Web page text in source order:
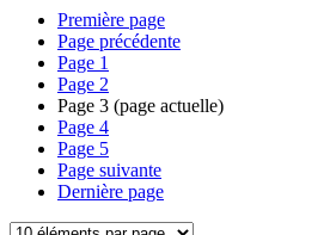
Première page
Page précédente
Page 1
Page 2
Page 3 (page actuelle)
Page 4
Page 5
Page suivante
Dernière page